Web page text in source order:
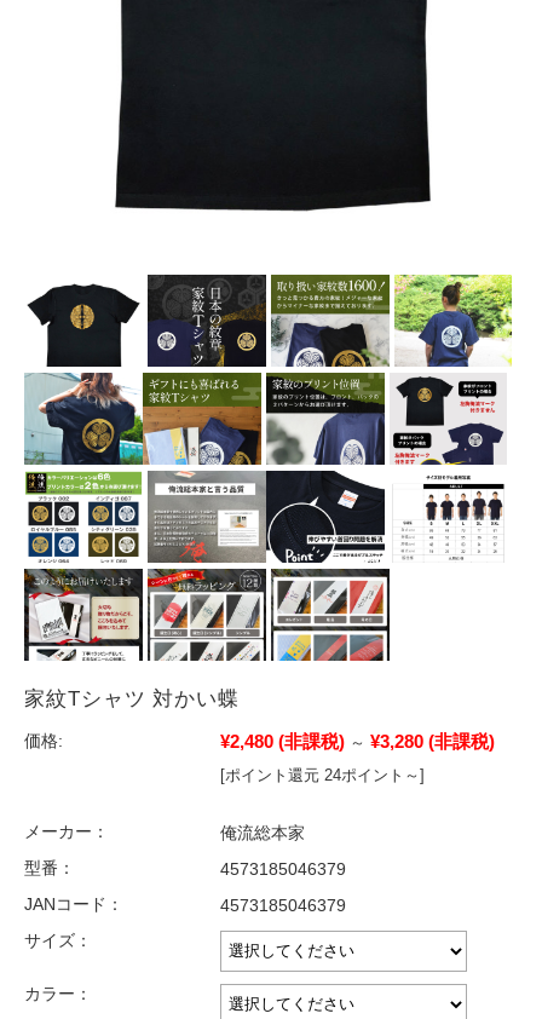
家紋Tシャツ 対かい蝶
価格: ¥2,480 (非課税) ～ ¥3,280 (非課税)
[ポイント還元 24ポイント～]
メーカー：
俺流総本家
型番：
4573185046379
JANコード：
4573185046379
サイズ：
カラー：